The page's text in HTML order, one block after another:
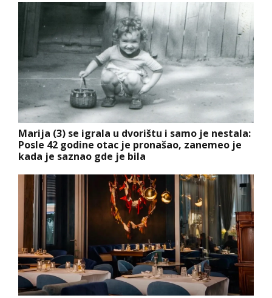
Marija (3) se igrala u dvorištu i samo je nestala:
Posle 42 godine otac je pronašao, zanemeo je
kada je saznao gde je bila